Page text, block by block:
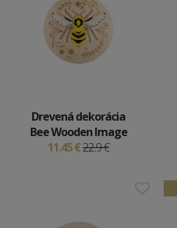
Drevená dekorácia
Bee Wooden Image
11.45 €22.9 €